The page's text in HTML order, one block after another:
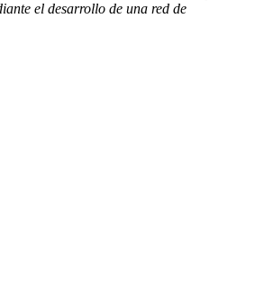
el desarrollo de una red de